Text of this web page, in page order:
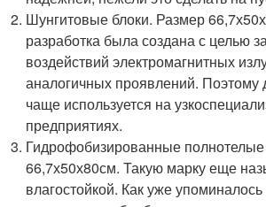
Шунгитовые блоки. Размер
разработка была создана с целью
воздействий электромагнитных
аналогичных проявлений.
чаще используется на
предприятиях.
Гидрофобизированные
66,7х50х80см. Такую марку еще
влагостойкой. Как уже